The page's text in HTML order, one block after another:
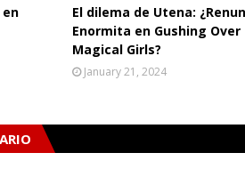
en
El dilema de Utena:
Enormita en Gushing Over
Magical Girls?
January 21, 2024